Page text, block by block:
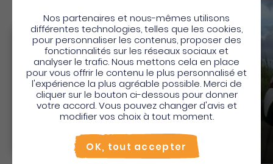
Visio Tours Martinique
Transport en commun
Bienvenue en Martinique
Pour profiter de votre séjour et trouver des
activités en quelques clics, activez le mode “sur
place”.
Utiliser le mode surplace
Nos partenaires et nous-mêmes utilisons
différentes technologies, telles que les cookies,
pour personnaliser les contenus, proposer des
fonctionnalités sur les réseaux sociaux et
analyser le trafic. Nous mettons cela en place
pour vous offrir le contenu le plus personnalisé et
l'expérience la plus agréable possible. Merci de
cliquer sur le bouton ci-dessous pour donner
votre accord. Vous pouvez changer d'avis et
modifier vos choix à tout moment.
OK, tout accepter